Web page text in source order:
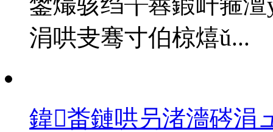
涓哄叏骞寸伯椋熺ǔ...
鍏畨鏈哄叧渚濇硶涓